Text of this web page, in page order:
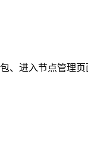
、进入节点管理